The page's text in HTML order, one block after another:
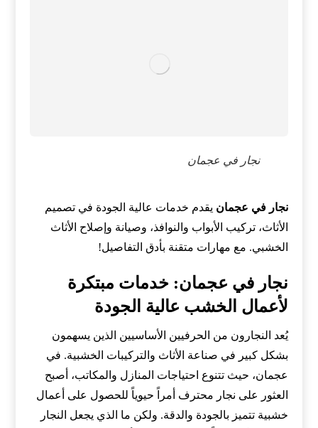
نجار في عجمان
نجار في عجمان يقدم خدمات عالية الجودة في تصميم
الأثاث، تركيب الأبواب والنوافذ، وصيانة وإصلاح الأثاث
الخشبي. مع مهارات متقنة بأدق التفاصيل!
نجار في عجمان: خدمات مبتكرة
لأعمال الخشب عالية الجودة
يُعد النجارون من الحرفيين الأساسيين الذين يسهمون
بشكل كبير في صناعة الأثاث والتركيبات الخشبية. في
عجمان، حيث تتنوع احتياجات المنازل والمكاتب، أصبح
العثور على نجار محترف أمراً حيوياً للحصول على أعمال
خشبية تتميز بالجودة والدقة. ولكن ما الذي يجعل النجار